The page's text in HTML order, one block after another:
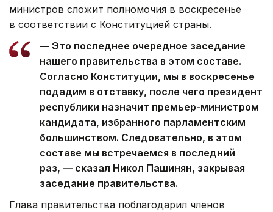
министров сложит полномочия в воскресенье
в соответствии с Конституцией страны.
— Это последнее очередное заседание
нашего правительства в этом составе.
Согласно Конституции, мы в воскресенье
подадим в отставку, после чего президент
республики назначит премьер-министром
кандидата, избранного парламентским
большинством. Следовательно, в этом
составе мы встречаемся в последний
раз, — сказал Никол Пашинян, закрывая
заседание правительства.
Глава правительства поблагодарил членов